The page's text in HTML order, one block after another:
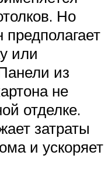
Но
или
из
не
отделке.
затраты
и ускоряет